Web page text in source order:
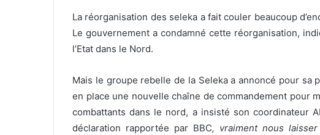
La réorganisation des seleka a fait couler beaucoup
Le gouvernement a condamné cette réorganisation,
l’Etat dans le Nord.
Mais le groupe rebelle de la Seleka a annoncé pour sa
en place une nouvelle chaîne de commandement pour
combattants dans le nord, a insisté son coordinateur
déclaration rapportée par BBC, vraiment nous